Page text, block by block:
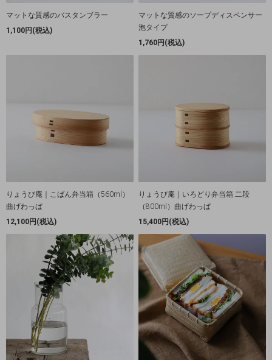
マットな質感のバスタンブラー
1,100円(税込)
マットな質感のソープディスペンサー
泡タイプ
1,760円(税込)
りょうび庵｜こばん弁当箱（560ml）
曲げわっぱ
12,100円(税込)
りょうび庵｜いろどり弁当箱 二段
（800ml）曲げわっぱ
15,400円(税込)